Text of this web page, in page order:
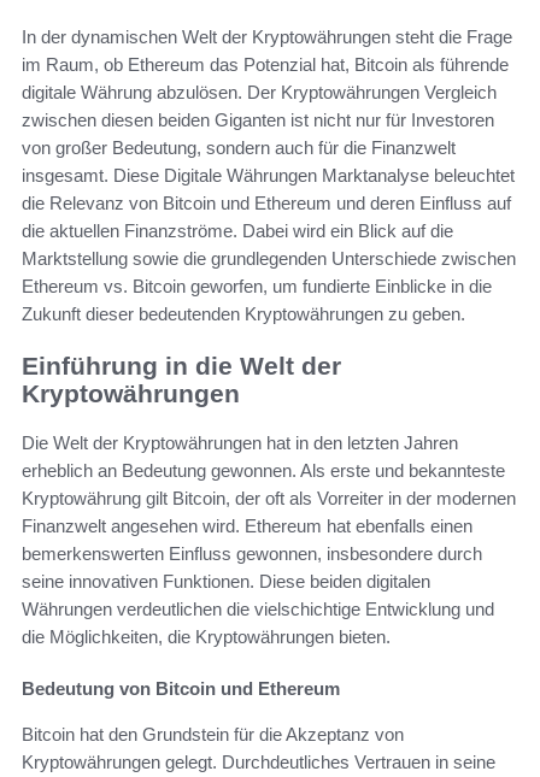
In der dynamischen Welt der Kryptowährungen steht die Frage
im Raum, ob Ethereum das Potenzial hat, Bitcoin als führende
digitale Währung abzulösen. Der Kryptowährungen Vergleich
zwischen diesen beiden Giganten ist nicht nur für Investoren
von großer Bedeutung, sondern auch für die Finanzwelt
insgesamt. Diese Digitale Währungen Marktanalyse beleuchtet
die Relevanz von Bitcoin und Ethereum und deren Einfluss auf
die aktuellen Finanzströme. Dabei wird ein Blick auf die
Marktstellung sowie die grundlegenden Unterschiede zwischen
Ethereum vs. Bitcoin geworfen, um fundierte Einblicke in die
Zukunft dieser bedeutenden Kryptowährungen zu geben.
Einführung in die Welt der
Kryptowährungen
Die Welt der Kryptowährungen hat in den letzten Jahren
erheblich an Bedeutung gewonnen. Als erste und bekannteste
Kryptowährung gilt Bitcoin, der oft als Vorreiter in der modernen
Finanzwelt angesehen wird. Ethereum hat ebenfalls einen
bemerkenswerten Einfluss gewonnen, insbesondere durch
seine innovativen Funktionen. Diese beiden digitalen
Währungen verdeutlichen die vielschichtige Entwicklung und
die Möglichkeiten, die Kryptowährungen bieten.
Bedeutung von Bitcoin und Ethereum
Bitcoin hat den Grundstein für die Akzeptanz von
Kryptowährungen gelegt. Durchdeutliches Vertrauen in seine